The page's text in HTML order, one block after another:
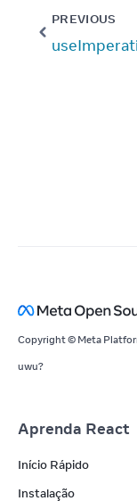
PREVIOUS
Copyright © Meta
uwu?
Aprenda React
Início Rápido
Instalação